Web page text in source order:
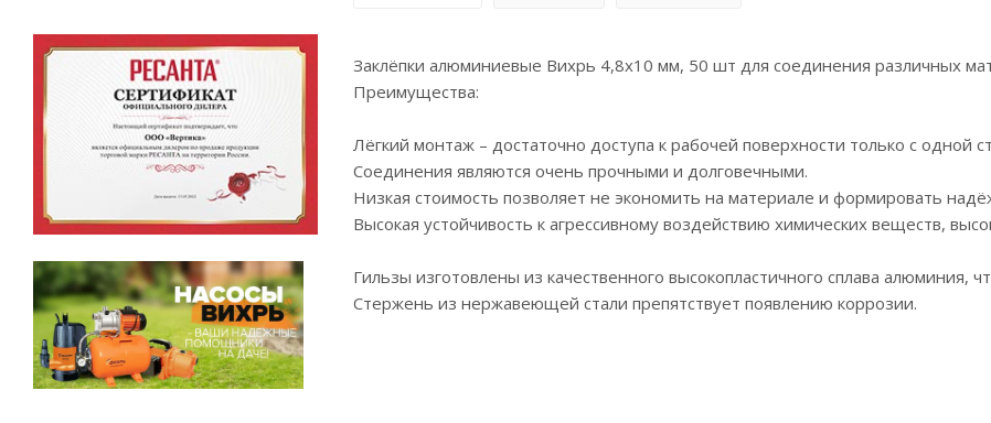
Заклёпки алюминиевые Вихрь 4,8х10 мм, 50 шт для соединения различных
Преимущества:
Лёгкий монтаж – достаточно доступа к рабочей поверхности только с одной
Соединения являются очень прочными и долговечными.
Низкая стоимость позволяет не экономить на материале и формировать
Высокая устойчивость к агрессивному воздействию химических веществ,
Гильзы изготовлены из качественного высокопластичного сплава алюминия,
Стержень из нержавеющей стали препятствует появлению коррозии.